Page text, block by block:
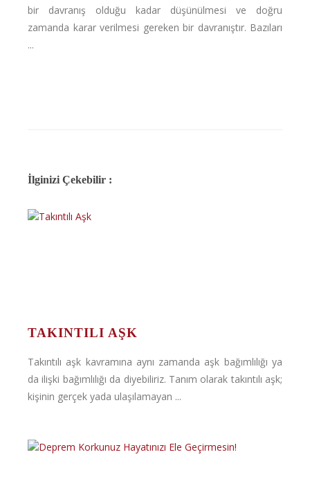
bir davranış olduğu kadar düşünülmesi ve doğru
zamanda karar verilmesi gereken bir davranıştır. Bazıları
...
İlginizi Çekebilir :
TAKINTILI AŞK
Takıntılı aşk kavramına aynı zamanda aşk bağımlılığı ya
da ilişki bağımlılığı da diyebiliriz. Tanım olarak takıntılı aşk;
kişinin gerçek yada ulaşılamayan ...